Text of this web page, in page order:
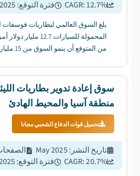
CAGR:12.7% فترة التوقع:
2025 - 2034
بلغ السوق العالمي لبطاريات فوسفات
من
سوق إعادة تدوير بطاريات
منطقة آسيا والمحيط الهادئ
تحميل قوات الدفاع الشعبي مجانا
تاريخ النشر :
May 2025
CAGR:20.7% فترة التوقع:
- 2034